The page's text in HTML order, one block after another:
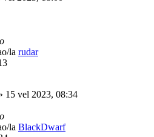
la rudar
15 vel 2023, 08:34
la BlackDwarf